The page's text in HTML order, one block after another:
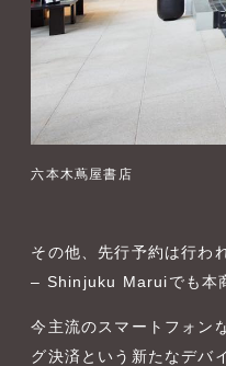
六本木蔦屋書店
その他、先行予約は行
– Shinjuku Maruiでも本
今主流のスマートフォン
グ決済という新たなデバ